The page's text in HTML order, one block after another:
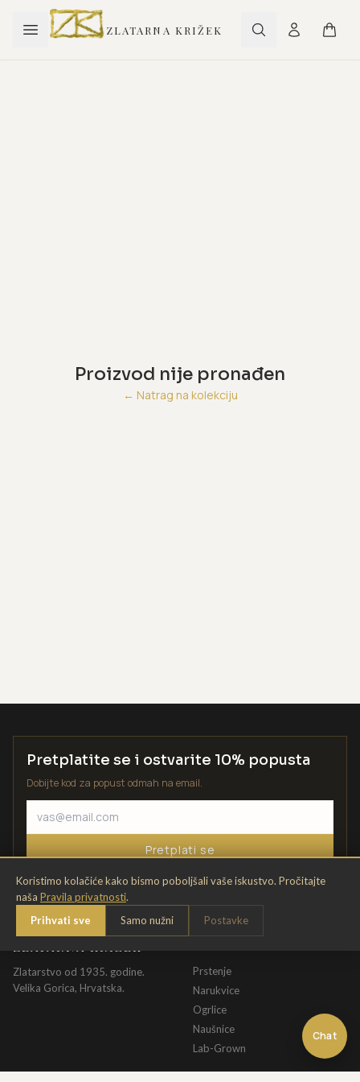
ZLATARNA KRIŽEK
Proizvod nije pronađen
← Natrag na kolekciju
Chat
Koristimo kolačiće kako bismo poboljšali vaše iskustvo. Pročitajte
naša Pravila privatnosti.
Prihvati sve
Samo nužni Postavke
Pretplatite se i ostvarite 10% popusta
Dobijte kod za popust odmah na email.
Pretplati se
Zlatarstvo od 1935. godine.
Velika Gorica, Hrvatska.
Prstenje
Narukvice
Ogrlice
Naušnice
Lab-Grown